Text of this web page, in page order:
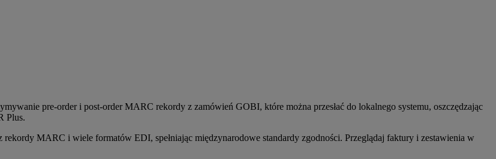
pre-order i post-order MARC rekordy z zamówień GOBI, które można przesłać do lokalnego systemu, oszczędzając
Plus.
rekordy MARC i wiele formatów EDI, spełniając międzynarodowe standardy zgodności. Przeglądaj faktury i zestawienia w